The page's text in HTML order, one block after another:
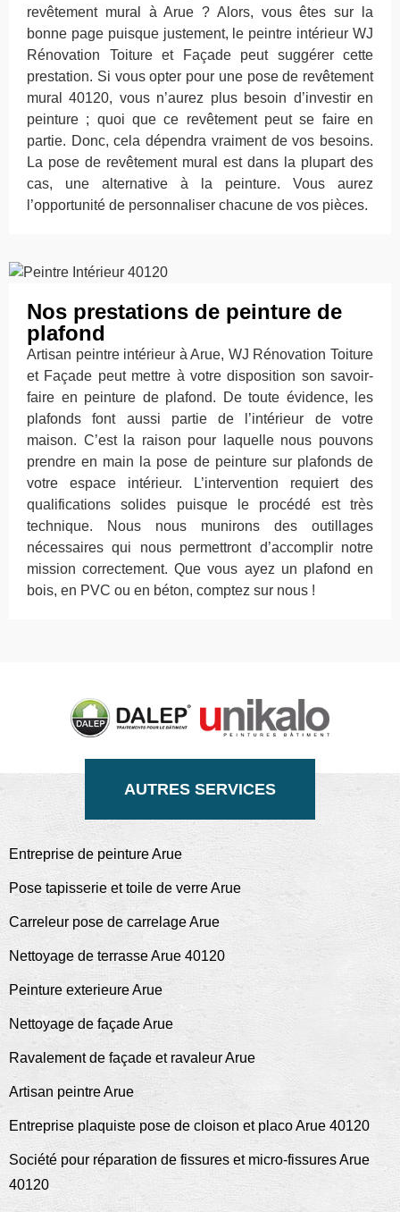
revêtement mural à Arue ? Alors, vous êtes sur la
bonne page puisque justement, le peintre intérieur WJ
Rénovation Toiture et Façade peut suggérer cette
prestation. Si vous opter pour une pose de revêtement
mural 40120, vous n’aurez plus besoin d’investir en
peinture ; quoi que ce revêtement peut se faire en
partie. Donc, cela dépendra vraiment de vos besoins.
La pose de revêtement mural est dans la plupart des
cas, une alternative à la peinture. Vous aurez
l’opportunité de personnaliser chacune de vos pièces.
Nos prestations de peinture de
plafond
Artisan peintre intérieur à Arue, WJ Rénovation Toiture
et Façade peut mettre à votre disposition son savoir-
faire en peinture de plafond. De toute évidence, les
plafonds font aussi partie de l’intérieur de votre
maison. C’est la raison pour laquelle nous pouvons
prendre en main la pose de peinture sur plafonds de
votre espace intérieur. L’intervention requiert des
qualifications solides puisque le procédé est très
technique. Nous nous munirons des outillages
nécessaires qui nous permettront d’accomplir notre
mission correctement. Que vous ayez un plafond en
bois, en PVC ou en béton, comptez sur nous !
AUTRES SERVICES
Entreprise de peinture Arue
Pose tapisserie et toile de verre Arue
Carreleur pose de carrelage Arue
Nettoyage de terrasse Arue 40120
Peinture exterieure Arue
Nettoyage de façade Arue
Ravalement de façade et ravaleur Arue
Artisan peintre Arue
Entreprise plaquiste pose de cloison et placo Arue 40120
Société pour réparation de fissures et micro-fissures Arue
40120